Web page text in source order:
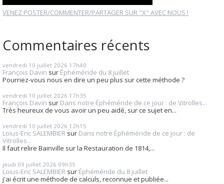
VENEZ POSTER/COMMENTER/PARTAGER SUR "X" AVEC NOUS !
Commentaires récents
vendredi 10 juillet 2026 17h40
François Davin sur Éphéméride du 8 juillet
Pourriez-vous nous en dire un peu plus sur cette méthode ?
vendredi 10 juillet 2026 17h35
François Davin sur Dans notre Éphéméride de ce jour : de Vitrolles...
Très heureux de vous avoir un peu aidé, sur ce sujet en...
vendredi 10 juillet 2026 12h15
Loius-Eric SALEMBIER sur Dans notre Éphéméride de ce jour : de
Vitrolles...
Il faut relire Bainville sur la Restauration de 1814,...
jeudi 09 juillet 2026 09h35
Loius-Eric SALEMBIER sur Éphéméride du 8 juillet
j'ai écrit une méthode de calculs, reconnue et publiée...